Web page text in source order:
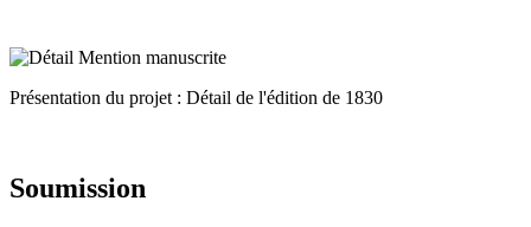
Présentation du projet : Détail de l'édition de 1830
Soumission